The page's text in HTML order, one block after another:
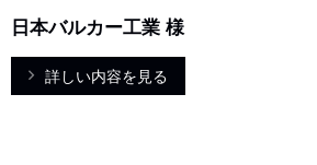
日本バルカー工業 様
詳しい内容を見る